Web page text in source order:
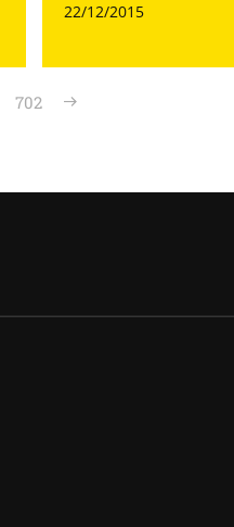
22/12/2015
702